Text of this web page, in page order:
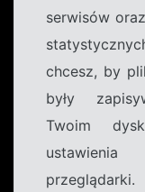
serwisów
chcesz, by
były
Twoim